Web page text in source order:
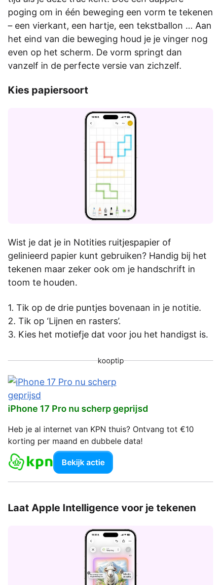
poging om in één beweging een vorm te tekenen
– een vierkant, een hartje, een tekstballon … Aan
het eind van die beweging houd je je vinger nog
even op het scherm. De vorm springt dan
vanzelf in de perfecte versie van zichzelf.
Kies papiersoort
Wist je dat je in Notities ruitjespapier of
gelinieerd papier kunt gebruiken? Handig bij het
tekenen maar zeker ook om je handschrift in
toom te houden.
Tik op de drie puntjes bovenaan in je notitie.
Tik op ‘Lijnen en rasters’.
Kies het motiefje dat voor jou het handigst is.
kooptip
iPhone 17 Pro nu scherp geprijsd
Heb je al internet van KPN thuis? Ontvang tot €10
korting per maand en dubbele data!
Bekijk actie
Laat Apple Intelligence voor je tekenen